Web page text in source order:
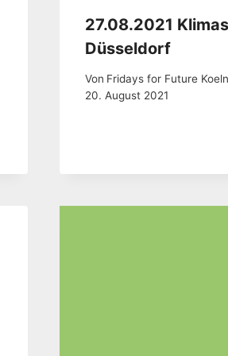
27.08.2021
Düsseldorf
Von Fridays for Future Koeln
20. August 2021